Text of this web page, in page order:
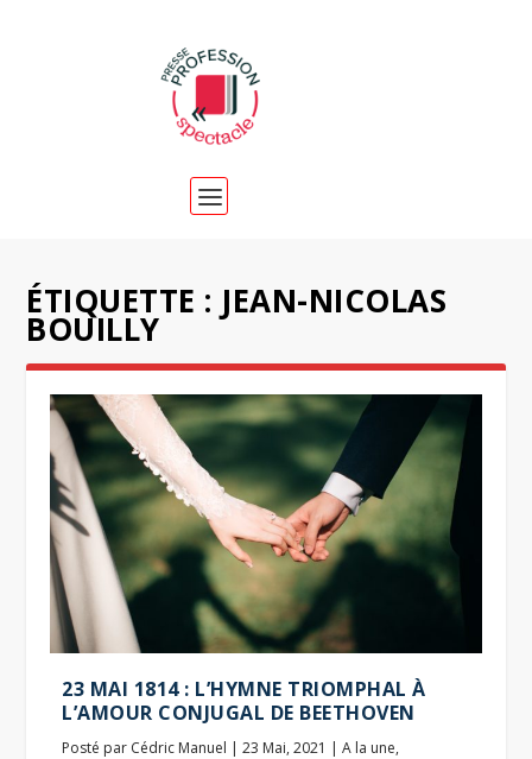
ÉTIQUETTE : JEAN-NICOLAS
BOUILLY
23 MAI 1814 : L’HYMNE TRIOMPHAL À
L’AMOUR CONJUGAL DE BEETHOVEN
Posté par Cédric Manuel |23 Mai, 2021 |A la une,